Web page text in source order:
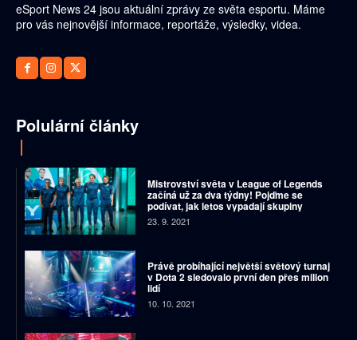
eSport News 24 jsou aktuální zprávy ze světa esportu. Máme
pro vás nejnovější informace, reportáže, výsledky, videa.
Polulární články
Mistrovství světa v League of Legends
začíná už za dva týdny! Pojďme se
podívat, jak letos vypadají skupiny
23. 9. 2021
Právě probíhající největší světový turnaj
v Dota 2 sledovalo první den přes milion
lidí
10. 10. 2021